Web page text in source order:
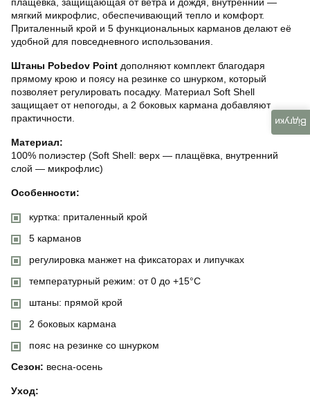
мягкий микрофлис, обеспечивающий тепло и комфорт.
Приталенный крой и 5 функциональных карманов делают её
удобной для повседневного использования.
Штаны Pobedov Point дополняют комплект благодаря
прямому крою и поясу на резинке со шнурком, который
позволяет регулировать посадку. Материал Soft Shell
защищает от непогоды, а 2 боковых кармана добавляют
практичности.
Материал:
100% полиэстер (Soft Shell: верх — плащёвка, внутренний
слой — микрофлис)
Особенности:
куртка: приталенный крой
5 карманов
регулировка манжет на фиксаторах и липучках
температурный режим: от 0 до +15°C
штаны: прямой крой
2 боковых кармана
пояс на резинке со шнурком
Сезон: весна-осень
Уход:
Відгуки